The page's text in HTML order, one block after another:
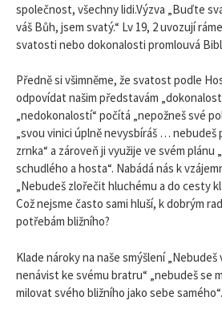
společnost, všechny lidi.Výzva „Buďte
váš Bůh, jsem svatý.“ Lv 19, 2 uvozují
svatosti nebo dokonalosti promlouvá
Předně si všimněme, že svatost podle
odpovídat našim představám
„nedokonalostí“ počítá „nepožneš své
„svou vinici úplně nevysbíráš … nebudeš
zrnka“ a zároveň ji využije ve svém
schudlého a hosta“. Nabádá nás k
„Nebudeš zlořečit hluchému a do cesty
Což nejsme často sami hluší, k dobrým
potřebám bližního?
Klade nároky na naše smýšlení
nenávist ke svému bratru“ „nebudeš se
milovat svého bližního jako sebe